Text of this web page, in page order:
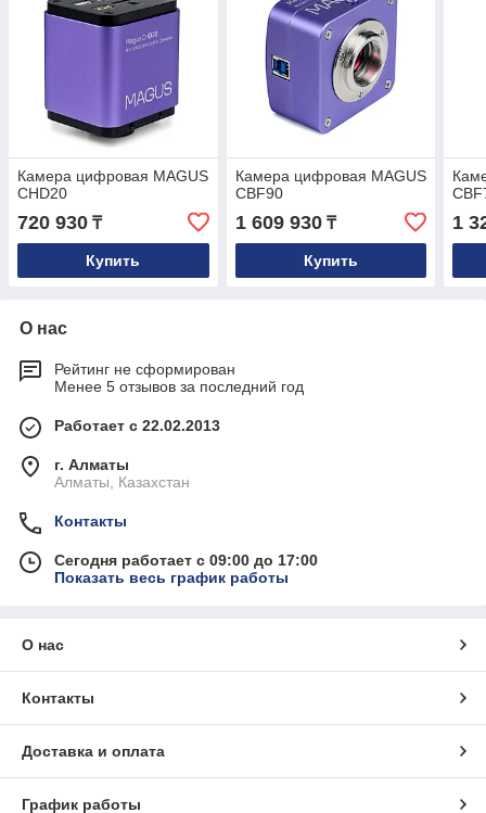
Камера цифровая MAGUS
CHD20
720 930 ₸
Купить
Камера цифровая MAGUS
CBF90
1 609 930₸
Купить
1
О нас
Рейтинг не сформирован
Менее 5 отзывов за последний год
Работает с 22.02.2013
г. Алматы
Алматы, Казахстан
Контакты
Сегодня работает с 09:00 до 17:00
Показать весь график работы
О нас
Контакты
Доставка и оплата
График работы